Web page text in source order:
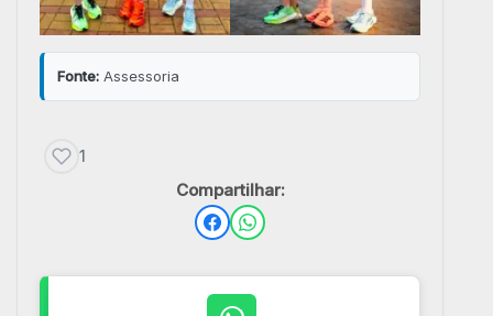
Fonte: Assessoria
1
Compartilhar: